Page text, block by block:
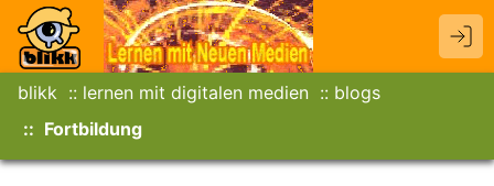
blikk lernen mit digitalen medien
blogs
Fortbildung